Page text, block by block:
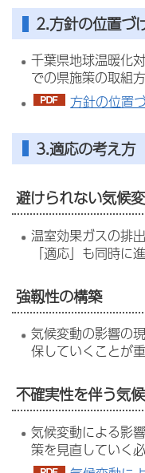
2.方針の位置づ
千葉県地球温暖化
での県施策の取組
方針の位置
3.適応の考え方
避けられない気候
温室効果ガスの排
「適応」も同時に
強靱性の構築
気候変動の影響の
保していくことが
不確実性を伴う気
気候変動による影
策を見直していく